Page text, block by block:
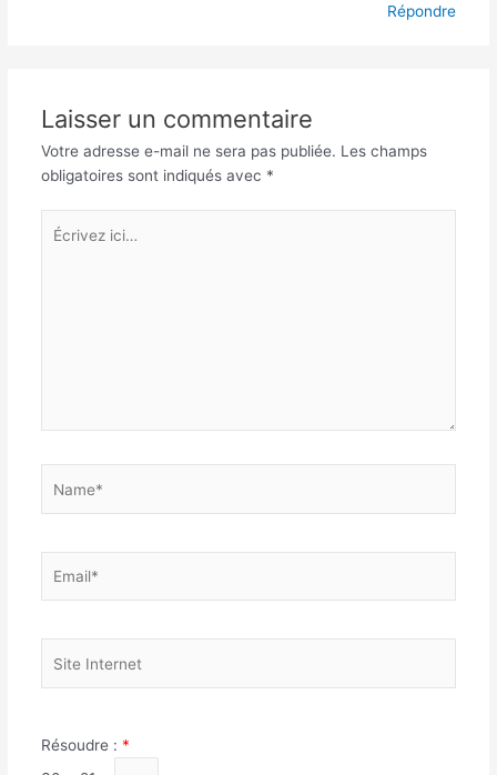
Répondre
Laisser un commentaire
Votre adresse e-mail ne sera pas publiée. Les champs
obligatoires sont indiqués avec *
Écrivez
ici…
Internet
Résoudre : *